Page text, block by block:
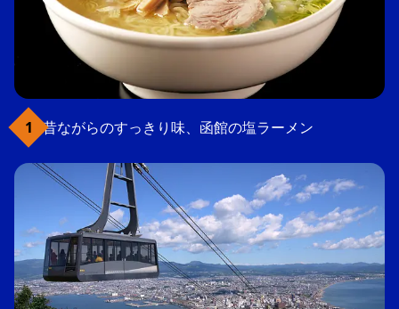
昔ながらのすっきり味、函館の塩ラーメン